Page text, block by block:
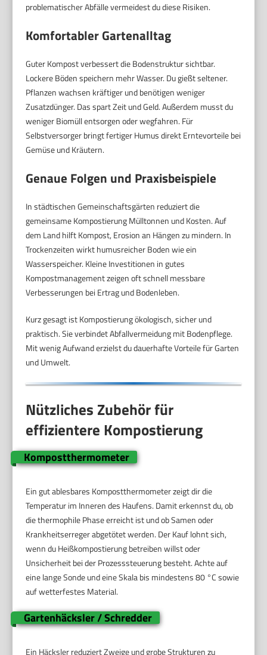
problematischer Abfälle vermeidest du diese Risiken.
Komfortabler Gartenalltag
Guter Kompost verbessert die Bodenstruktur sichtbar.
Lockere Böden speichern mehr Wasser. Du gießt seltener.
Pflanzen wachsen kräftiger und benötigen weniger
Zusatzdünger. Das spart Zeit und Geld. Außerdem musst du
weniger Biomüll entsorgen oder wegfahren. Für
Selbstversorger bringt fertiger Humus direkt Erntevorteile bei
Gemüse und Kräutern.
Genaue Folgen und Praxisbeispiele
In städtischen Gemeinschaftsgärten reduziert die
gemeinsame Kompostierung Mülltonnen und Kosten. Auf
dem Land hilft Kompost, Erosion an Hängen zu mindern. In
Trockenzeiten wirkt humusreicher Boden wie ein
Wasserspeicher. Kleine Investitionen in gutes
Kompostmanagement zeigen oft schnell messbare
Verbesserungen bei Ertrag und Bodenleben.
Kurz gesagt ist Kompostierung ökologisch, sicher und
praktisch. Sie verbindet Abfallvermeidung mit Bodenpflege.
Mit wenig Aufwand erzielst du dauerhafte Vorteile für Garten
und Umwelt.
Nützliches Zubehör für
effizientere Kompostierung
Kompostthermometer
Ein gut ablesbares Kompostthermometer zeigt dir die
Temperatur im Inneren des Haufens. Damit erkennst du, ob
die thermophile Phase erreicht ist und ob Samen oder
Krankheitserreger abgetötet werden. Der Kauf lohnt sich,
wenn du Heißkompostierung betreiben willst oder
Unsicherheit bei der Prozesssteuerung besteht. Achte auf
eine lange Sonde und eine Skala bis mindestens 80 °C sowie
auf wetterfestes Material.
Gartenhäcksler / Schredder
Ein Häcksler reduziert Zweige und grobe Strukturen zu